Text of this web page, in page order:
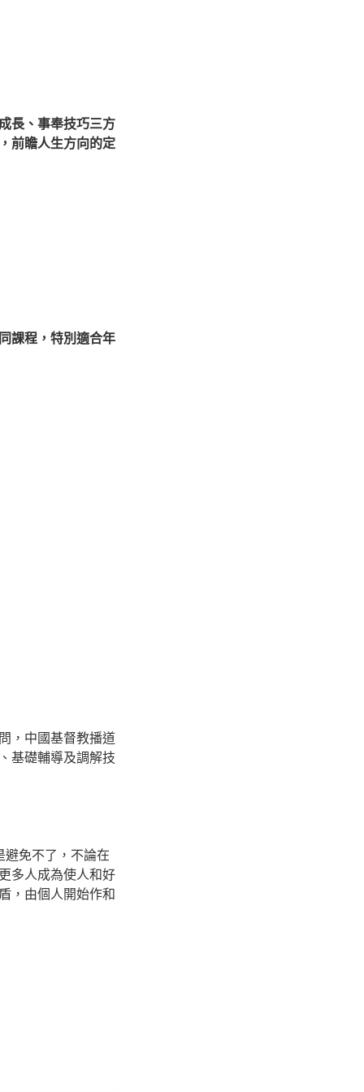
長、事奉技巧三方
前瞻人生方向的定
課程，特別適合年
，中國基督教播道
基礎輔導及調解技
免不了，不論在
多人成為使人和好
，由個人開始作和